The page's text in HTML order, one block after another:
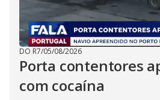
DO R7/05/08/2026
Porta contentores
com cocaína